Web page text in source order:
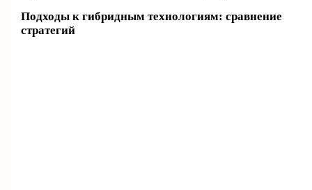
Подходы к гибридным технологиям: сравнение
стратегий